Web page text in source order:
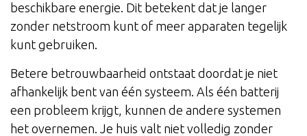
beschikbare energie. Dit betekent dat je langer
zonder netstroom kunt of meer apparaten tegelijk
kunt gebruiken.
Betere betrouwbaarheid ontstaat doordat je niet
afhankelijk bent van één systeem. Als één batterij
een probleem krijgt, kunnen de andere systemen
het overnemen. Je huis valt niet volledig zonder